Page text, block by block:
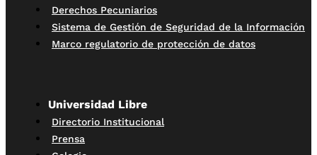
Derechos Pecuniarios
Sistema de Gestión de Seguridad de la Información
Marco regulatorio de protección de datos
Universidad Libre
Directorio Institucional
Prensa